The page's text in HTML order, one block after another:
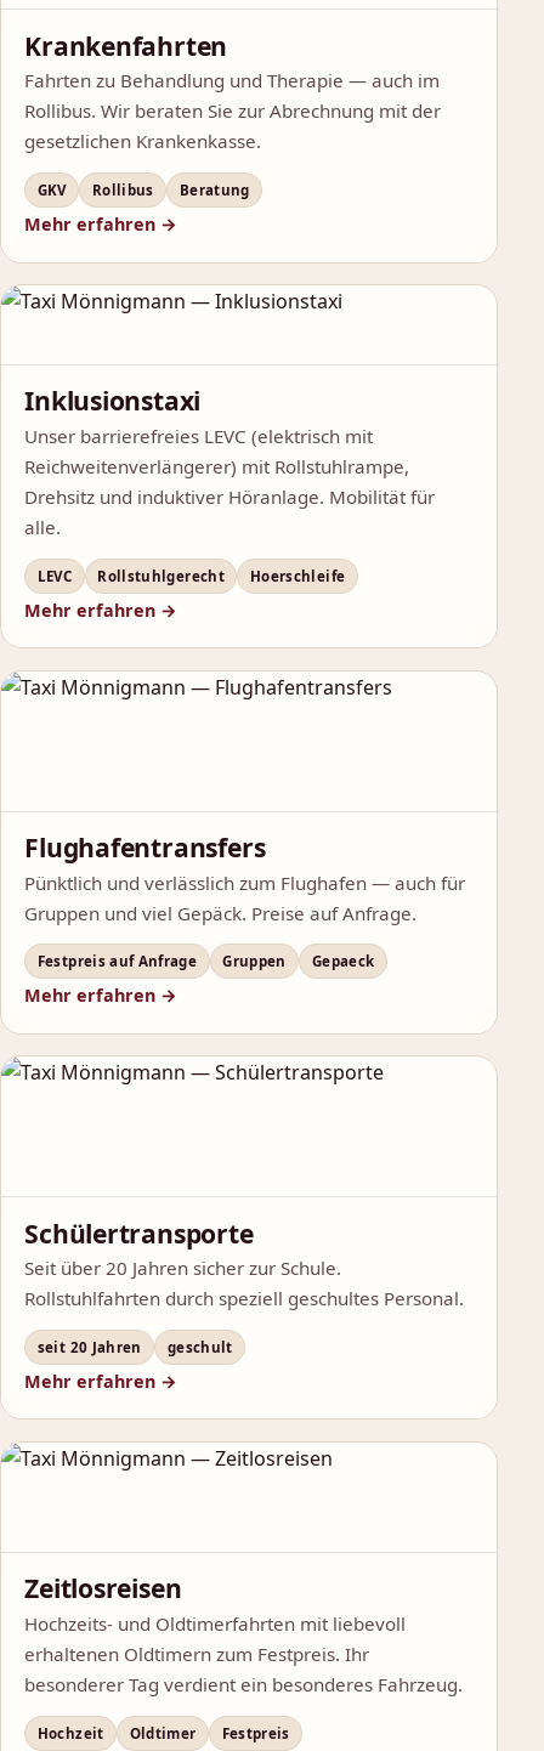
Krankenfahrten
Fahrten zu Behandlung und Therapie — auch im
Rollibus. Wir beraten Sie zur Abrechnung mit der
gesetzlichen Krankenkasse.
GKV Rollibus Beratung
Mehr erfahren →
Inklusionstaxi
Unser barrierefreies LEVC (elektrisch mit
Reichweitenverlängerer) mit Rollstuhlrampe,
Drehsitz und induktiver Höranlage. Mobilität für
alle.
LEVC Rollstuhlgerecht Hoerschleife
Mehr erfahren →
Flughafentransfers
Pünktlich und verlässlich zum Flughafen — auch für
Gruppen und viel Gepäck. Preise auf Anfrage.
Festpreis auf Anfrage Gruppen Gepaeck
Mehr erfahren →
Schülertransporte
Seit über 20 Jahren sicher zur Schule.
Rollstuhlfahrten durch speziell geschultes Personal.
seit 20 Jahren geschult
Mehr erfahren →
Zeitlosreisen
Hochzeits- und Oldtimerfahrten mit liebevoll
erhaltenen Oldtimern zum Festpreis. Ihr
besonderer Tag verdient ein besonderes Fahrzeug.
Hochzeit Oldtimer Festpreis